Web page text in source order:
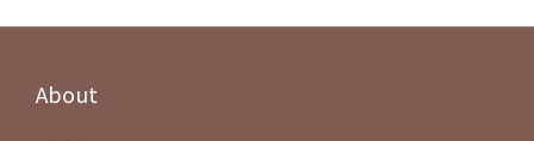
About